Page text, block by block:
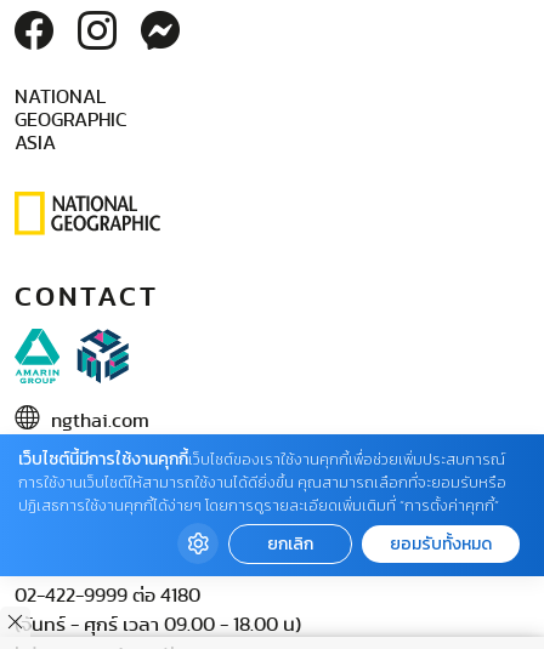
NATIONAL
GEOGRAPHIC
ASIA
CONTACT
ngthai.com
บริษัท เอเอ็มอี อิมเมจิเนทีฟ จำกัด
ในเครือ บริษัท อมรินทร์ คอร์เปอเรชั่นส์ จำกัด (มหาชน)
ติดต่อแจ้งปัญหาหรือร้องเรียน
02-422-9999 ต่อ 4180
(จันทร์ - ศุกร์ เวลา 09.00 - 18.00 น)
เว็บไซต์นี้มีการใช้งานคุกกี้เว็บไซต์ของเราใช้งานคุกกี้เพื่อช่วยเพิ่มประสบการณ์
การใช้งานเว็บไซต์ให้สามารถใช้งานได้ดียิ่งขึ้น คุณสามารถเลือกที่จะยอมรับหรือ
ปฏิเสธการใช้งานคุกกี้ได้ง่ายๆ โดยการดูรายละเอียดเพิ่มเติมที่ “การตั้งค่าคุกกี้”
ยกเลิก ยอมรับทั้งหมด